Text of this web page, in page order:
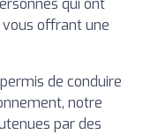
qui ont
offrant une
de conduire
notre
par des